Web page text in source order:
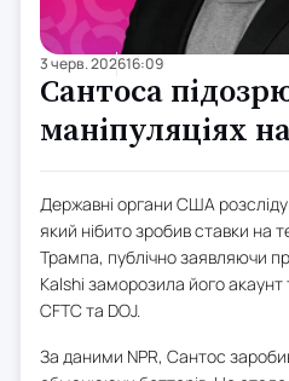
3 черв. 202616:09
Сантоса
маніпуляціях
Державні органи США
який нібито зробив ставки на
Трампа, публічно заявляючи
Kalshi заморозила його
CFTC та DOJ.
За даними NPR, Сантос